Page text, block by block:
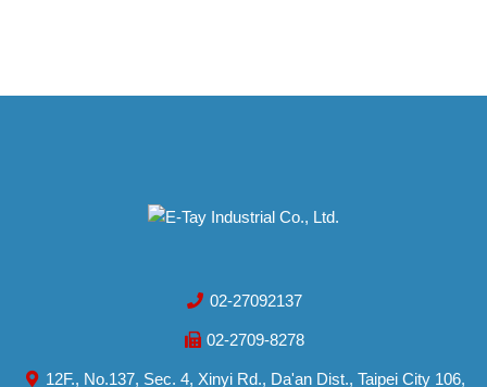
02-27092137
02-2709-8278
12F., No.137, Sec. 4, Xinyi Rd., Da'an Dist., Taipei City 106,